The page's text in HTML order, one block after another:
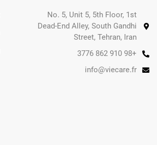
No. 5, Unit 5, 5th Floor, 1st
Dead-End Alley, South Gandhi
Street, Tehran, Iran
+98 910 862 3776
info@viecare.fr